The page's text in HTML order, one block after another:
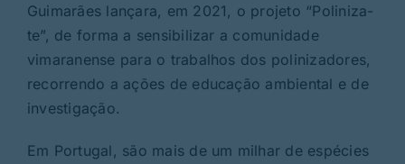
Guimarães lançara, em 2021, o projeto “Poliniza-
te”, de forma a sensibilizar a comunidade
vimaranense para o trabalhos dos polinizadores,
recorrendo a ações de educação ambiental e de
investigação.
Em Portugal, são mais de um milhar de espécies